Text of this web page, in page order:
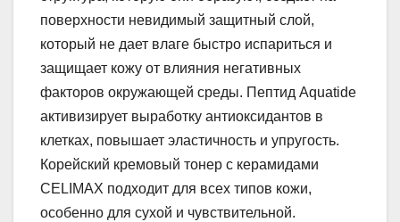
поверхности невидимый защитный слой,
который не дает влаге быстро испариться и
защищает кожу от влияния негативных
факторов окружающей среды. Пептид Aquatide
активизирует выработку антиоксидантов в
клетках, повышает эластичность и упругость.
Корейский кремовый тонер с керамидами
CELIMAX подходит для всех типов кожи,
особенно для сухой и чувствительной.